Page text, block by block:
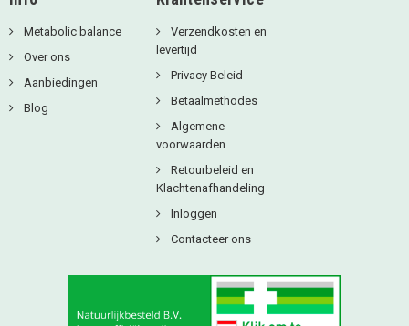
Metabolic balance
Over ons
Aanbiedingen
Blog
Verzendkosten en
levertijd
Privacy Beleid
Betaalmethodes
Algemene
voorwaarden
Retourbeleid en
Klachtenafhandeling
Inloggen
Contacteer ons